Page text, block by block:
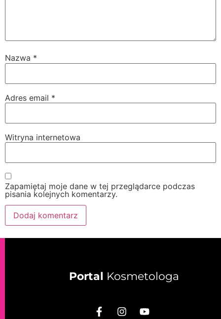
Nazwa *
Adres email *
Witryna internetowa
Zapamiętaj moje dane w tej przeglądarce podczas
pisania kolejnych komentarzy.
Portal Kosmetologa